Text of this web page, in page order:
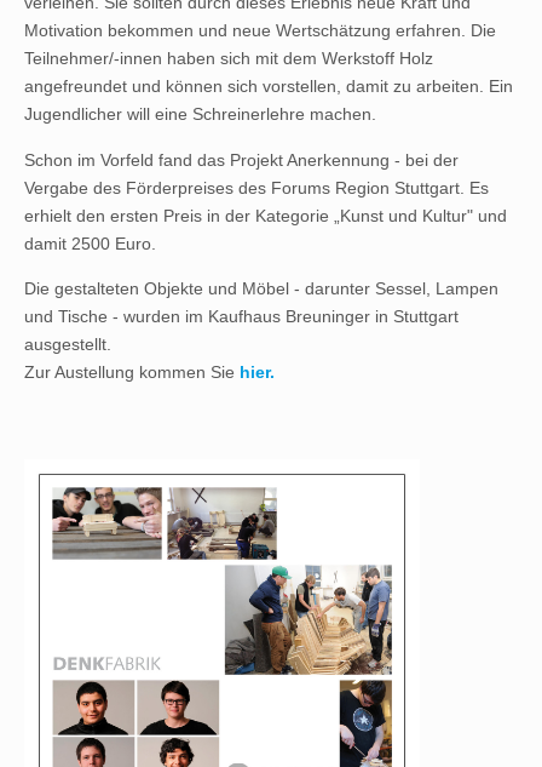
Motivation bekommen und neue Wertschätzung erfahren. Die
Teilnehmer/-innen haben sich mit dem Werkstoff Holz
angefreundet und können sich vorstellen, damit zu arbeiten. Ein
Jugendlicher will eine Schreinerlehre machen.
Schon im Vorfeld fand das Projekt Anerkennung - bei der
Vergabe des Förderpreises des Forums Region Stuttgart. Es
erhielt den ersten Preis in der Kategorie „Kunst und Kultur" und
damit 2500 Euro.
Die gestalteten Objekte und Möbel - darunter Sessel, Lampen
und Tische - wurden im Kaufhaus Breuninger in Stuttgart
ausgestellt.
Zur Austellung kommen Sie hier.